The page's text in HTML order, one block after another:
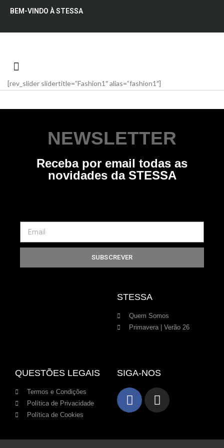
BEM-VINDO À STESSA
[rev_slider slidertitle=”Fashion1″ alias=”fashion1″]
NEWSLETTER
Receba por email todas as
novidades da STESSA
SUBSCREVER
STESSA
Quem Somos
Primavera | Verão 26
QUESTÕES LEGAIS
Termos e Condições
Política de Privacidade
Política de Cookies
SIGA-NOS